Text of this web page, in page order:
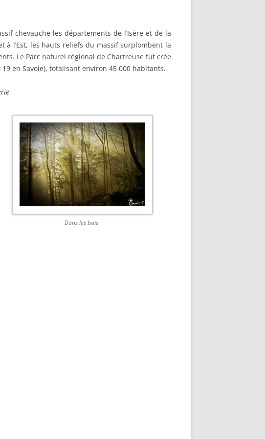
chevauche les départements de l’Isère et de la
à l’Est, les hauts reliefs du massif surplombent la
Le Parc naturel régional de Chartreuse fut crée
en Savoie), totalisant environ 45 000 habitants.
Dans les bois